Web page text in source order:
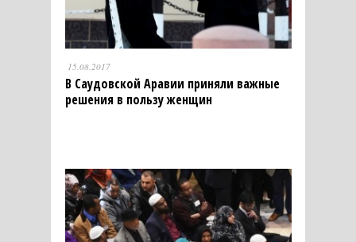
15.08.2017
В Саудовской Аравии приняли важные
решения в пользу женщин